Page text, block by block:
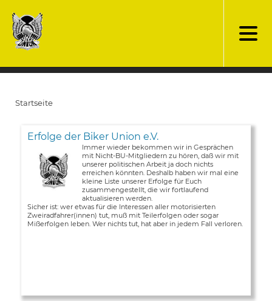
zum
Inhalt
Startseite
Erfolge der Biker Union e.V.
Immer wieder bekommen wir in Gesprächen
mit Nicht-BU-Mitgliedern zu hören, daß wir mit
unserer politischen Arbeit ja doch nichts
erreichen könnten. Deshalb haben wir mal eine
kleine Liste unserer Erfolge für Euch
zusammengestellt, die wir fortlaufend
aktualisieren werden.
Sicher ist: wer etwas für die Interessen aller motorisierten
Zweiradfahrer(innen) tut, muß mit Teilerfolgen oder sogar
Mißerfolgen leben. Wer nichts tut, hat aber in jedem Fall verloren.